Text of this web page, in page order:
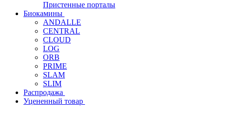
Пристенные порталы
Биокамины
ANDALLE
CENTRAL
CLOUD
LOG
ORB
PRIME
SLAM
SLIM
Распродажа
Уцененный товар